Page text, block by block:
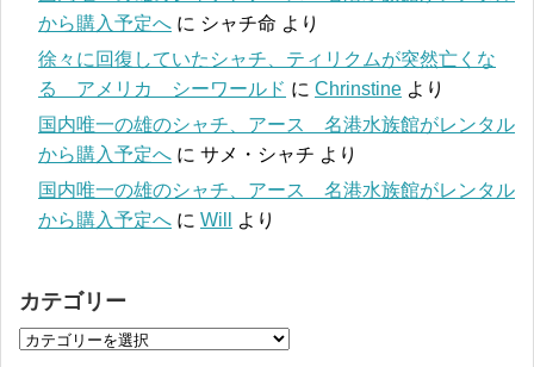
から購入予定へ に シャチ命 より
徐々に回復していたシャチ、ティリクムが突然亡くな
る アメリカ シーワールド に Chrinstine より
国内唯一の雄のシャチ、アース 名港水族館がレンタル
から購入予定へ に サメ・シャチ より
国内唯一の雄のシャチ、アース 名港水族館がレンタル
から購入予定へ に Will より
カテゴリー